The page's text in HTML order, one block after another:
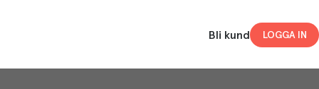
Bli kund LOGGA IN